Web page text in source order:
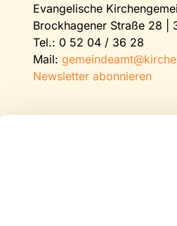
Evangelische
Brockhagener Straße 28 |
Tel.: 0 52 04 / 36 28
Mail:
Newsletter abonnieren